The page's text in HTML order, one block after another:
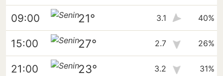
09:00 21° 3.1 40%
15:00 27° 2.7 26%
21:00 23° 3.2 31%